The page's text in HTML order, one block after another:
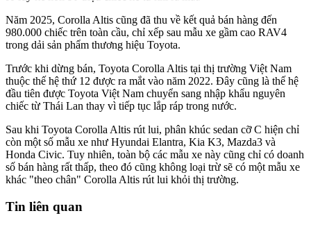
Năm 2025, Corolla Altis cũng đã thu về kết quả bán hàng đến
980.000 chiếc trên toàn cầu, chỉ xếp sau mẫu xe gầm cao RAV4
trong dải sản phẩm thương hiệu Toyota.
Trước khi dừng bán, Toyota Corolla Altis tại thị trường Việt Nam
thuộc thế hệ thứ 12 được ra mắt vào năm 2022. Đây cũng là thế hệ
đầu tiên được Toyota Việt Nam chuyển sang nhập khẩu nguyên
chiếc từ Thái Lan thay vì tiếp tục lắp ráp trong nước.
Sau khi Toyota Corolla Altis rút lui, phân khúc sedan cỡ C hiện chỉ
còn một số mẫu xe như Hyundai Elantra, Kia K3, Mazda3 và
Honda Civic. Tuy nhiên, toàn bộ các mẫu xe này cũng chỉ có doanh
số bán hàng rất thấp, theo đó cũng không loại trừ sẽ có một mẫu xe
khác "theo chân" Corolla Altis rút lui khỏi thị trường.
Tin liên quan